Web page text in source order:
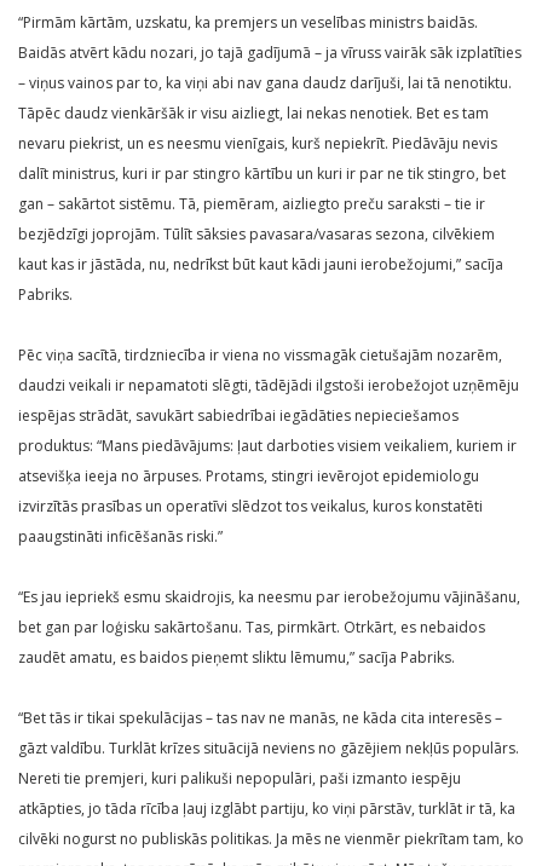
“Pirmām kārtām, uzskatu, ka premjers un veselības ministrs baidās.
Baidās atvērt kādu nozari, jo tajā gadījumā – ja vīruss vairāk sāk izplatīties
– viņus vainos par to, ka viņi abi nav gana daudz darījuši, lai tā nenotiktu.
Tāpēc daudz vienkāršāk ir visu aizliegt, lai nekas nenotiek. Bet es tam
nevaru piekrist, un es neesmu vienīgais, kurš nepiekrīt. Piedāvāju nevis
dalīt ministrus, kuri ir par stingro kārtību un kuri ir par ne tik stingro, bet
gan – sakārtot sistēmu. Tā, piemēram, aizliegto preču saraksti – tie ir
bezjēdzīgi joprojām. Tūlīt sāksies pavasara/vasaras sezona, cilvēkiem
kaut kas ir jāstāda, nu, nedrīkst būt kaut kādi jauni ierobežojumi,” sacīja
Pabriks.
Pēc viņa sacītā, tirdzniecība ir viena no vissmagāk cietušajām nozarēm,
daudzi veikali ir nepamatoti slēgti, tādējādi ilgstoši ierobežojot uzņēmēju
iespējas strādāt, savukārt sabiedrībai iegādāties nepieciešamos
produktus: “Mans piedāvājums: ļaut darboties visiem veikaliem, kuriem ir
atsevišķa ieeja no ārpuses. Protams, stingri ievērojot epidemiologu
izvirzītās prasības un operatīvi slēdzot tos veikalus, kuros konstatēti
paaugstināti inficēšanās riski.”
“Es jau iepriekš esmu skaidrojis, ka neesmu par ierobežojumu vājināšanu,
bet gan par loģisku sakārtošanu. Tas, pirmkārt. Otrkārt, es nebaidos
zaudēt amatu, es baidos pieņemt sliktu lēmumu,” sacīja Pabriks.
“Bet tās ir tikai spekulācijas – tas nav ne manās, ne kāda cita interesēs –
gāzt valdību. Turklāt krīzes situācijā neviens no gāzējiem nekļūs populārs.
Nereti tie premjeri, kuri palikuši nepopulāri, paši izmanto iespēju
atkāpties, jo tāda rīcība ļauj izglābt partiju, ko viņi pārstāv, turklāt ir tā, ka
cilvēki nogurst no publiskās politikas. Ja mēs ne vienmēr piekrītam tam, ko